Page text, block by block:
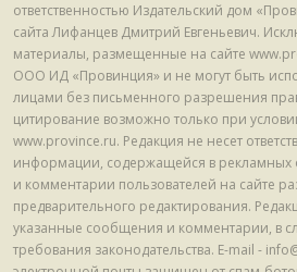
ответственностью Издательский дом
сайта Лифанцев Дмитрий Евгеньевич.
материалы, размещенные на сайте
ООО ИД «Провинция» и не могут быть
лицами без письменного разрешения
цитирование возможно только при
www.province.ru. Редакция не несет
информации, содержащейся в
и комментарии пользователей на сайте
предварительного редактирования.
указанные сообщения и комментарии, в
требования законодательства. E-mail -